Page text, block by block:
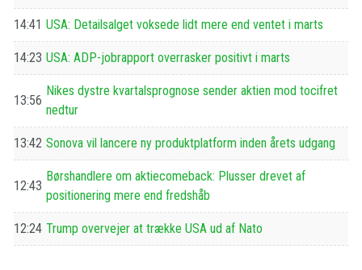
14:41 USA: Detailsalget voksede lidt mere end ventet i marts
14:23 USA: ADP-jobrapport overrasker positivt i marts
13:56
Nikes dystre kvartalsprognose sender aktien mod tocifret
nedtur
13:42 Sonova vil lancere ny produktplatform inden årets udgang
12:43
Børshandlere om aktiecomeback: Plusser drevet af
positionering mere end fredshåb
12:24 Trump overvejer at trække USA ud af Nato